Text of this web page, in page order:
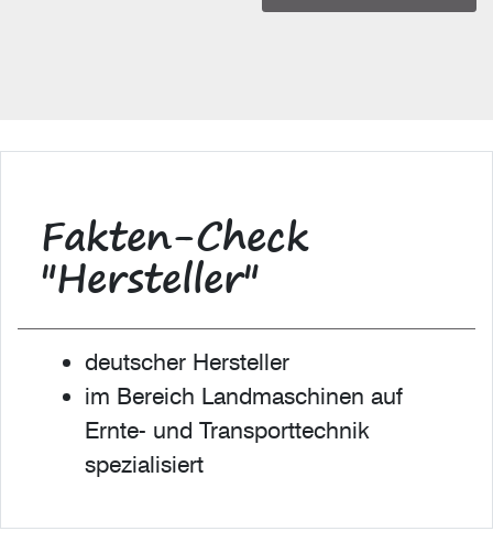
Fakten-Check
"Hersteller"
deutscher Hersteller
im Bereich Landmaschinen auf
Ernte- und Transporttechnik
spezialisiert